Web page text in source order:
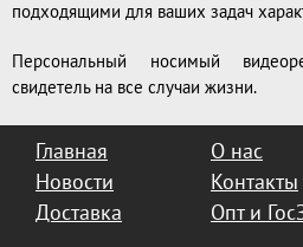
подходящими для ваших задач
Персональный носимый
свидетель на все случаи жизни.
Главная
Новости
Доставка
О нас
Контакты
Опт и